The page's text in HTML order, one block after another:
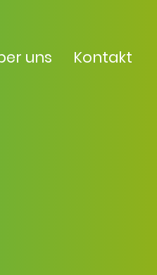
uns Kontakt